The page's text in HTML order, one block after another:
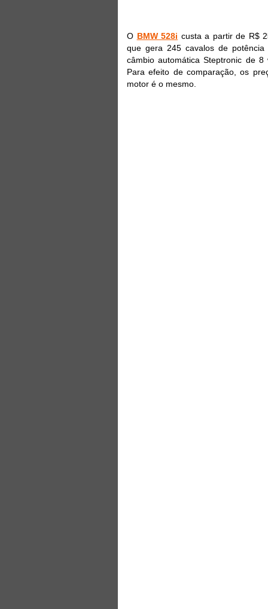
O BMW 528i custa a partir de R$
que gera 245 cavalos de
câmbio automática Steptronic de
Para efeito de comparação, os
motor é o mesmo.